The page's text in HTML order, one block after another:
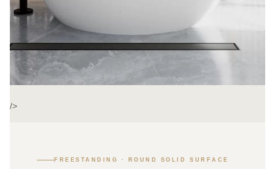
/>
FREESTANDING · ROUND SOLID SURFACE